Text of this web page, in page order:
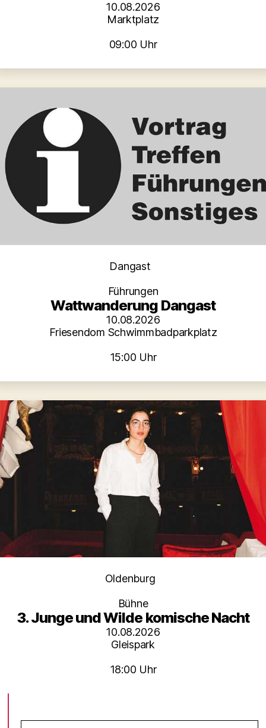
10.08.2026
Marktplatz
09:00 Uhr
Kategorien
Dangast
Führungen
Wattwanderung Dangast
10.08.2026
Friesendom Schwimmbadparkplatz
15:00 Uhr
Kategorien
Oldenburg
Bühne
3. Junge und Wilde komische Nacht
10.08.2026
Gleispark
18:00 Uhr